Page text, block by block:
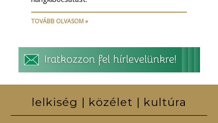
TOVÁBB OLVASOM »
lelkiség | közélet | kultúra